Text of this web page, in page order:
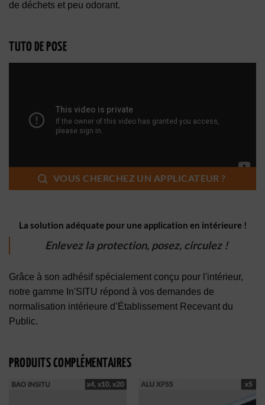
de déchets et peu odorant.
TUTO DE POSE
VOUS CHERCHEZ UN APPLICATEUR ?
La solution adéquate pour une application en intérieure !
Enlevez la protection, posez, circulez !
Grâce à son adhésif spécialement conçu pour l'intérieur,
notre gamme In'SITU répond à vos demandes de
normalisation intérieure d’Établissement Recevant du
Public.
PRODUITS COMPLÉMENTAIRES